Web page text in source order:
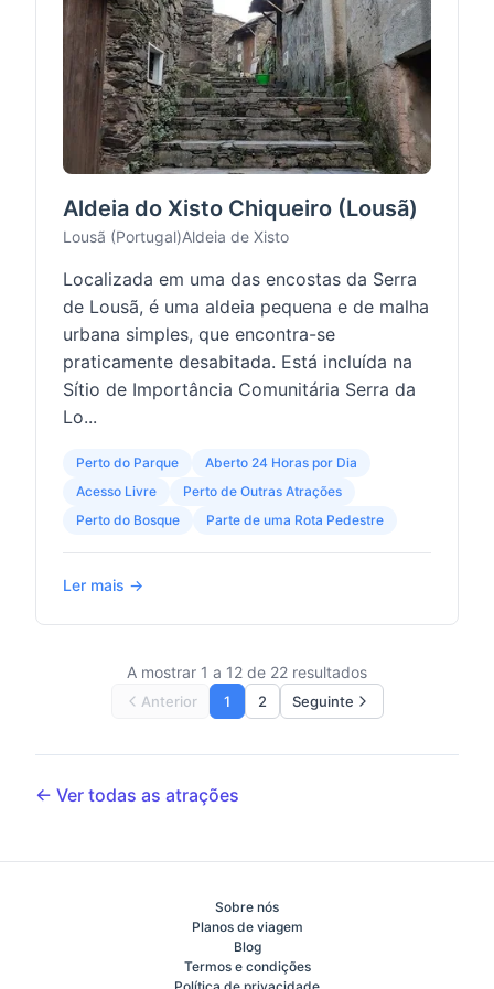
Aldeia do Xisto Chiqueiro (Lousã)
Lousã (Portugal)Aldeia de Xisto
Localizada em uma das encostas da Serra
de Lousã, é uma aldeia pequena e de malha
urbana simples, que encontra-se
praticamente desabitada. Está incluída na
Sítio de Importância Comunitária Serra da
Lo...
Perto do Parque
Aberto 24 Horas por Dia
Acesso Livre
Perto de Outras Atrações
Perto do Bosque
Parte de uma Rota Pedestre
Ler mais →
A mostrar 1 a 12 de 22 resultados
Anterior 1 2 Seguinte
← Ver todas as atrações
Sobre nós
Planos de viagem
Blog
Termos e condições